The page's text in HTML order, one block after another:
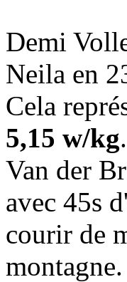
Demi
Neila en
Cela
5,15 w/kg
Van der
avec 45s
courir de